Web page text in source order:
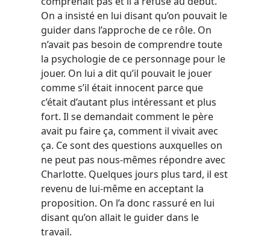
On a insisté en lui disant qu’on pouvait le
guider dans l’approche de ce rôle. On
n’avait pas besoin de comprendre toute
la psychologie de ce personnage pour le
jouer. On lui a dit qu’il pouvait le jouer
comme s’il était innocent parce que
c’était d’autant plus intéressant et plus
fort. Il se demandait comment le père
avait pu faire ça, comment il vivait avec
ça. Ce sont des questions auxquelles on
ne peut pas nous-mêmes répondre avec
Charlotte. Quelques jours plus tard, il est
revenu de lui-même en acceptant la
proposition. On l’a donc rassuré en lui
disant qu’on allait le guider dans le
travail.